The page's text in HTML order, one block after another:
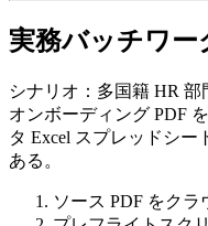
実務バッチワー
シナリオ ：多国籍 HR
オンボーディング PDF
タ Excel スプレッドシ
ある。
ソース PDF をク